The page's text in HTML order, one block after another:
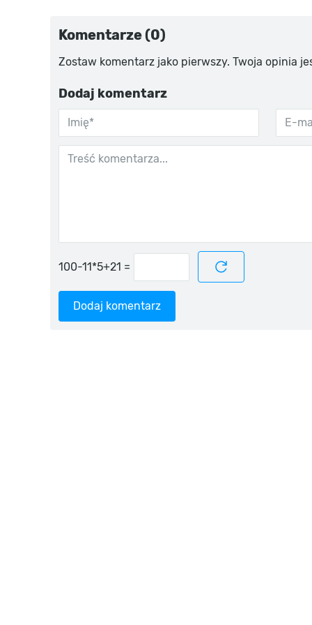
Komentarze (0)
Zostaw komentarz jako pierwszy. Twoja opinia
Dodaj komentarz
=
Dodaj komentarz